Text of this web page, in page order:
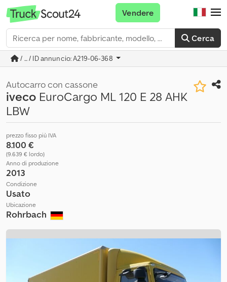
Cerca
Vendere
/ ... / ID annuncio: A219-06-368
Autocarro con cassone
iveco EuroCargo ML 120 E 28 AHK
LBW
prezzo fisso più IVA
8.100 €
(9.639 € lordo)
Anno di produzione
2013
Condizione
Usato
Ubicazione
Rohrbach